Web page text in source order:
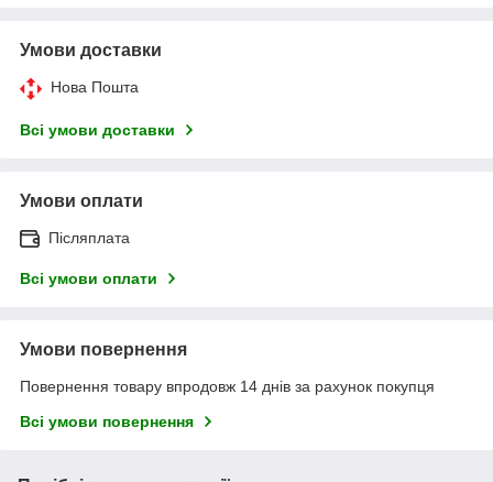
Умови доставки
Нова Пошта
Всі умови доставки
Умови оплати
Післяплата
Всі умови оплати
Умови повернення
Повернення товару впродовж 14 днів за рахунок покупця
Всі умови повернення